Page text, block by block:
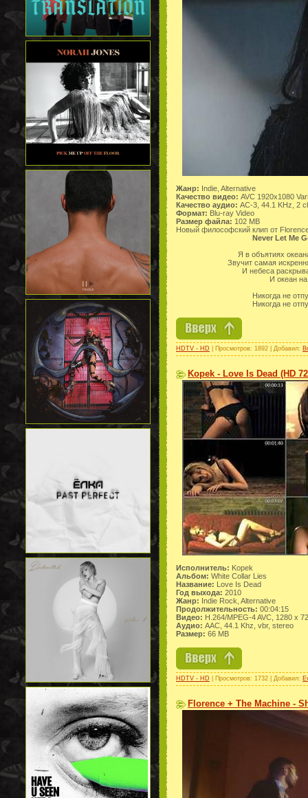
Жанр: Indie, Alternative
Качество видео: AVC 1920x1080
Качество аудио: AC-3, 44.1 KHz, 2
Формат: Blu-ray Video
Размер файла: 102 MB
Новый философский клип от
Never Let Me
Я в объятиях
Звучит самая
И небеса
И океан
Никогда не
Никогда не
HDTV - HD | Просмотров: 1892 | Добавил:
Kopek - Love Is Dead (HD
Исполнитель: Kopek
Альбом: White Collar Lies
Название: Love Is Dead
Год выхода: 2010
Жанр: Indie Rock, Alternative
Продолжительность: 00:04:15
Видео: H.264/MPEG-4 AVC, 1280 x
Аудио: AAC, 44.1 Khz, vbr, stereo
Размер: 66 MB
HDTV - HD | Просмотров: 1732 | Добавил:
Florence + The Machine -